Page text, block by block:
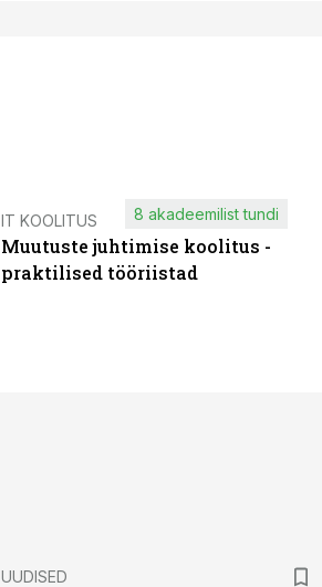
IT KOOLITUS
Muutuste juhtimise koolitus -
praktilised tööriistad
8 akadeemilist tundi
UUDISED